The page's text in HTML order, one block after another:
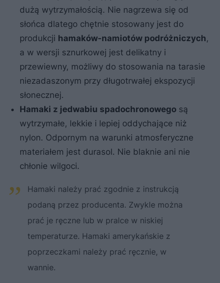
dużą wytrzymałością. Nie nagrzewa się od
słońca dlatego chętnie stosowany jest do
produkcji hamaków-namiotów podróżniczych,
a w wersji sznurkowej jest delikatny i
przewiewny, możliwy do stosowania na tarasie
niezadaszonym przy długotrwałej ekspozycji
słonecznej.
Hamaki z jedwabiu spadochronowego są
wytrzymałe, lekkie i lepiej oddychające niż
nylon. Odpornym na warunki atmosferyczne
materiałem jest durasol. Nie blaknie ani nie
chłonie wilgoci.
Hamaki należy prać zgodnie z instrukcją
podaną przez producenta. Zwykle można
prać je ręczne lub w pralce w niskiej
temperaturze. Hamaki amerykańskie z
poprzeczkami należy prać ręcznie, w
wannie.